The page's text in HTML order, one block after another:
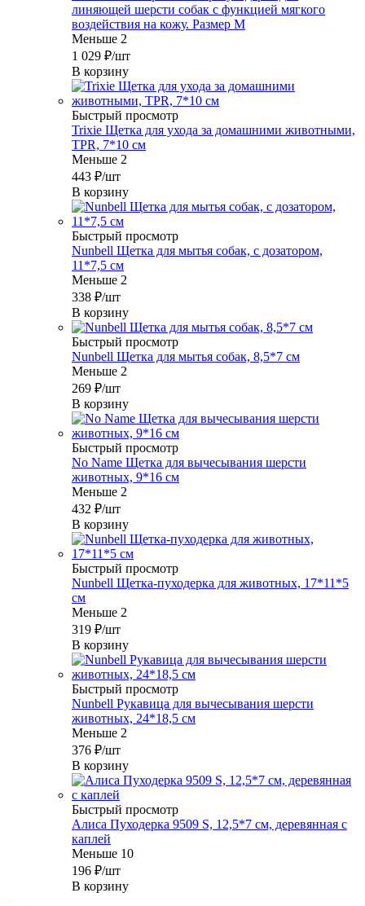
линяющей шерсти собак с функцией мягкого
воздействия на кожу. Размер М
Меньше 2
1 029 ₽/шт
В корзину
Быстрый просмотр
Trixie Щетка для ухода за домашними животными,
TPR, 7*10 см
Меньше 2
443 ₽/шт
В корзину
Быстрый просмотр
Nunbell Щетка для мытья собак, с дозатором,
11*7,5 см
Меньше 2
338 ₽/шт
В корзину
Быстрый просмотр
Nunbell Щетка для мытья собак, 8,5*7 см
Меньше 2
269 ₽/шт
В корзину
Быстрый просмотр
No Name Щетка для вычесывания шерсти
животных, 9*16 см
Меньше 2
432 ₽/шт
В корзину
Быстрый просмотр
Nunbell Щетка-пуходерка для животных, 17*11*5
см
Меньше 2
319 ₽/шт
В корзину
Быстрый просмотр
Nunbell Рукавица для вычесывания шерсти
животных, 24*18,5 см
Меньше 2
376 ₽/шт
В корзину
Быстрый просмотр
Алиса Пуходерка 9509 S, 12,5*7 см, деревянная с
каплей
Меньше 10
196 ₽/шт
В корзину